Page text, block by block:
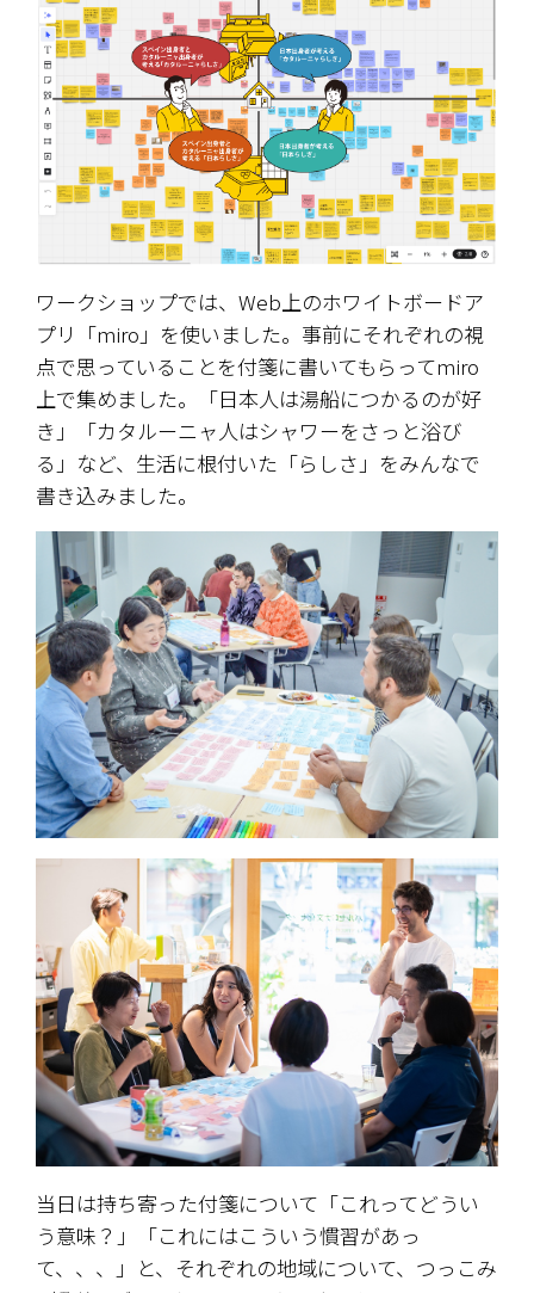
ワークショップでは、Web上のホワイトボードア
プリ「miro」を使いました。事前にそれぞれの視
点で思っていることを付箋に書いてもらってmiro
上で集めました。「日本人は湯船につかるのが好
き」「カタルーニャ人はシャワーをさっと浴び
る」など、生活に根付いた「らしさ」をみんなで
書き込みました。
当日は持ち寄った付箋について「これってどうい
う意味？」「これにはこういう慣習があっ
て、、、」と、それぞれの地域について、つっこみ